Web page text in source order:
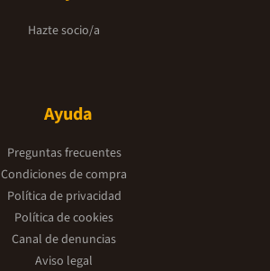
Hazte socio/a
Ayuda
Preguntas frecuentes
Condiciones de compra
Política de privacidad
Política de cookies
Canal de denuncias
Aviso legal